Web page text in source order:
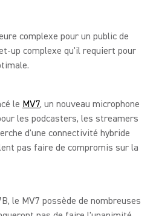
complexe pour un public de
up complexe qu'il requiert pour
le MV7, un nouveau microphone
les podcasters, les streamers
d'une connectivité hybride
pas faire de compromis sur la
le MV7 possède de nombreuses